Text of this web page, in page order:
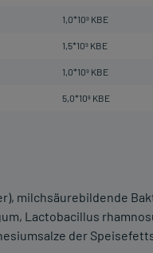
1,0*109 KBE
1,5*109 KBE
1,0*109 KBE
5,0*108 KBE
milchsäurebildende
Lactobacillus
der